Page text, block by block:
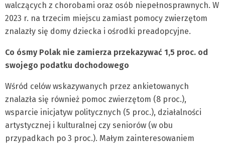
walczących z chorobami oraz osób niepełnosprawnych. W
2023 r. na trzecim miejscu zamiast pomocy zwierzętom
znalazły się domy dziecka i ośrodki preadopcyjne.
Co ósmy Polak nie zamierza przekazywać 1,5 proc. od
swojego podatku dochodowego
Wśród celów wskazywanych przez ankietowanych
znalazła się również pomoc zwierzętom (8 proc.),
wsparcie inicjatyw politycznych (5 proc.), działalności
artystycznej i kulturalnej czy seniorów (w obu
przypadkach po 3 proc.). Małym zainteresowaniem